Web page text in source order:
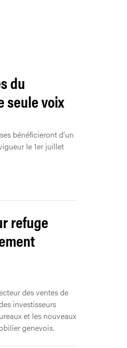
du
seule voix
bénéficieront d'un
le 1er juillet
refuge
des ventes de
investisseurs
et les nouveaux
genevois.